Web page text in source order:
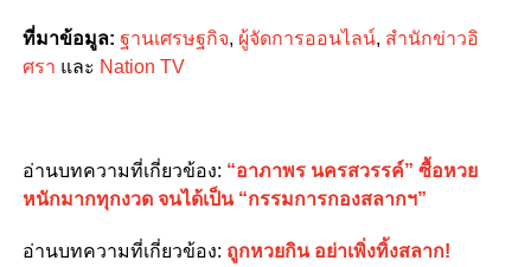
ที่มาข้อมูล: ฐานเศรษฐกิจ, ผู้จัดการออนไลน์, สำนักข่าวอิ
ศรา และ Nation TV
อ่านบทความที่เกี่ยวข้อง: “อาภาพร นครสวรรค์” ซื้อหวย
หนักมากทุกงวด จนได้เป็น “กรรมการกองสลากฯ”
อ่านบทความที่เกี่ยวข้อง: ถูกหวยกิน อย่าเพิ่งทิ้งสลาก!